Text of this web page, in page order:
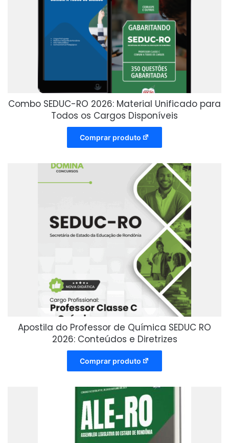
Combo SEDUC-RO 2026: Material Unificado para
Todos os Cargos Disponíveis
Comprar produto
Apostila do Professor de Química SEDUC RO
2026: Conteúdos e Diretrizes
Comprar produto